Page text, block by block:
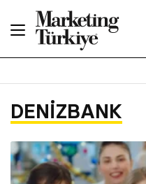
DENIZBANK
Haberler
Dergiler